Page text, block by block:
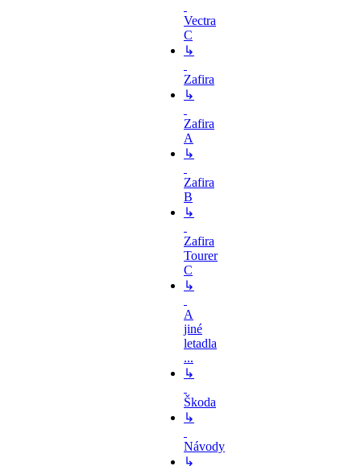
Vectra
C
↳
Zafira
↳
Zafira
A
↳
Zafira
B
↳
Zafira
Tourer
C
↳
A
jiné
letadla
...
↳
Škoda
↳
Návody
↳